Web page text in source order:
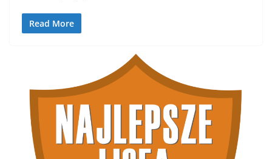
Read More